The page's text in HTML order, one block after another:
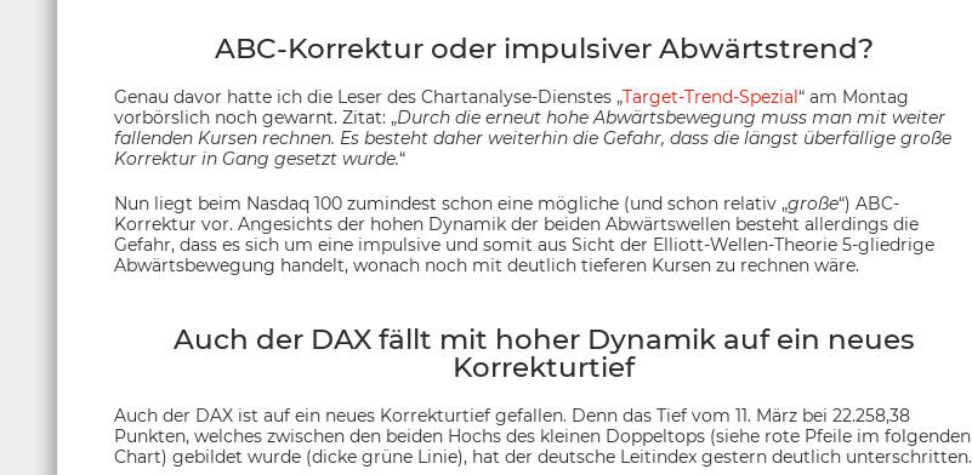
ABC-Korrektur oder impulsiver Abwärtstrend?
Genau davor hatte ich die Leser des Chartanalyse-Dienstes „Target-Trend-Spezial“ am Montag
vorbörslich noch gewarnt. Zitat: „Durch die erneut hohe Abwärtsbewegung muss man mit weiter
fallenden Kursen rechnen. Es besteht daher weiterhin die Gefahr, dass die längst überfällige große
Korrektur in Gang gesetzt wurde.“
Nun liegt beim Nasdaq 100 zumindest schon eine mögliche (und schon relativ „große“) ABC-
Korrektur vor. Angesichts der hohen Dynamik der beiden Abwärtswellen besteht allerdings die
Gefahr, dass es sich um eine impulsive und somit aus Sicht der Elliott-Wellen-Theorie 5-gliedrige
Abwärtsbewegung handelt, wonach noch mit deutlich tieferen Kursen zu rechnen wäre.
Auch der DAX fällt mit hoher Dynamik auf ein neues
Korrekturtief
Auch der DAX ist auf ein neues Korrekturtief gefallen. Denn das Tief vom 11. März bei 22.258,38
Punkten, welches zwischen den beiden Hochs des kleinen Doppeltops (siehe rote Pfeile im folgenden
Chart) gebildet wurde (dicke grüne Linie), hat der deutsche Leitindex gestern deutlich unterschritten.